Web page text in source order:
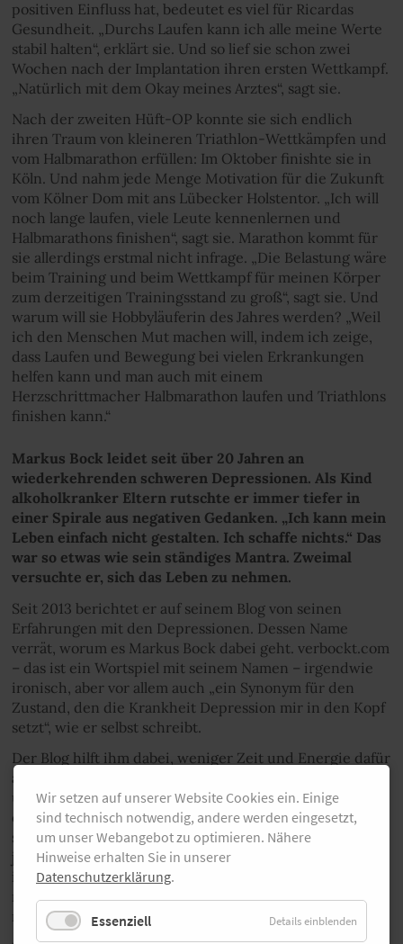
positiven Einfluss hat, bedeutet es viel für Ricardas
Gesundheit. „Durchs Laufen kann ich alle meine Werte
stabil halten“, erklärt sie. Und so lief sie schon zwei
Wochen nach der Implantation ihren ersten Wettkampf.
„Natürlich mit dem Okay meines Arztes“, sagt sie.
Nach der zweiten Hüft-OP konnte sie sich endlich
ihren Traum von kleineren Triathlon-Wettkämpfen und
vom Halbmarathon erfüllen: Im Oktober finishte sie in
Köln. Und nahm jede Menge Motivation für die Zukunft
vom Kölner Dom mit ans Lübecker Holstentor. „Ich will
noch lange laufen, viele Leute kennenlernen und
Halbmarathons finishen“, sagt sie. Marathon kommt für
sie allerdings erstmal nicht infrage. „Die Belastung wäre
beim Training und beim Wettkampf für meinen Körper
zum derzeitigen Trainingsstand zu groß“, sagt sie. Und
warum will sie Hobbyläuferin des Jahres werden? „Weil
ich den Menschen Mut machen will, indem ich zeige,
dass Laufen und Bewegung bei vielen Erkrankungen
helfen kann und man auch mit einem
Herzschrittmacher Halbmarathon laufen und Triathlons
finishen kann.“
Markus Bock leidet seit über 20 Jahren an
wiederkehrenden schweren Depressionen. Als Kind
alkoholkranker Eltern rutschte er immer tiefer in
einer Spirale aus negativen Gedanken. „Ich kann mein
Leben einfach nicht gestalten. Ich schaffe nichts.“ Das
war so etwas wie sein ständiges Mantra. Zweimal
versuchte er, sich das Leben zu nehmen.
Seit 2013 berichtet er auf seinem Blog von seinen
Erfahrungen mit den Depressionen. Dessen Name
verrät, worum es Markus Bock dabei geht. verbockt.com
– das ist ein Wortspiel mit seinem Namen – irgendwie
ironisch, aber vor allem auch „ein Synonym für den
Zustand, den die Krankheit Depression mir in den Kopf
setzt“, wie er selbst schreibt.
Der Blog hilft ihm dabei, weniger Zeit und Energie dafür
aufzuwenden, seine Depression auszublenden,
unsichtbar und vergessen zu machen. Er zwingt ihn
dazu, seine Krankheit einzugestehen – oder, wie er
selbst positiv formuliert: „Ich nehme mir den Druck,
jemandem etwas vormachen zu müssen und werde
immer wieder daran erinnert, über die Krankheit
nachzudenken, mir meinen Zustand ins Bewusstsein zu
rufen und so besser damit umzugehen.“
Wir setzen auf unserer Website Cookies ein. Einige
sind technisch notwendig, andere werden eingesetzt,
um unser Webangebot zu optimieren. Nähere
Hinweise erhalten Sie in unserer
Datenschutzerklärung.
Essenziell Details einblenden